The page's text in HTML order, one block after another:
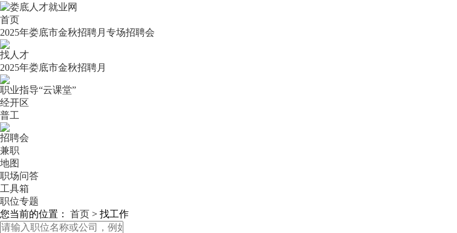
首页
2025年娄底市金秋招聘月专场招聘会
找人才
2025年娄底市金秋招聘月
职业指导“云课堂”
经开区
普工
招聘会
兼职
地图
职场问答
工具箱
职位专题
您当前的位置： 首页 > 找工作